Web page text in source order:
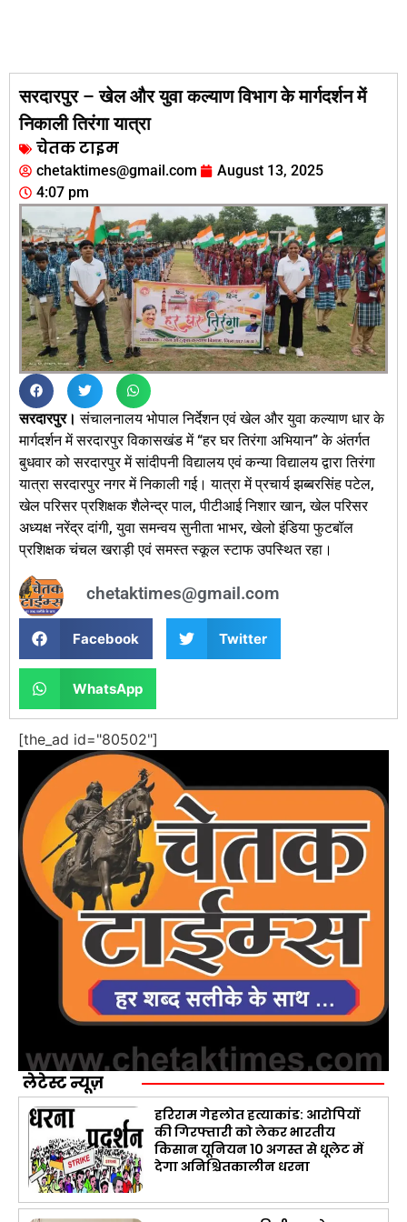
सरदारपुर – खेल और युवा कल्याण विभाग के मार्गदर्शन में
निकाली तिरंगा यात्रा
चेतक टाइम
chetaktimes@gmail.com
August 13, 2025
4:07 pm
सरदारपुर।संचालनालय भोपाल निर्देशन एवं खेल और युवा कल्याण धार के
मार्गदर्शन में सरदारपुर विकासखंड में “हर घर तिरंगा अभियान” के अंतर्गत
बुधवार को सरदारपुर में सांदीपनी विद्यालय एवं कन्या विद्यालय द्वारा तिरंगा
यात्रा सरदारपुर नगर में निकाली गई। यात्रा में प्रचार्य झब्बरसिंह पटेल,
खेल परिसर प्रशिक्षक शैलेन्द्र पाल, पीटीआई निशार खान, खेल परिसर
अध्यक्ष नरेंद्र दांगी, युवा समन्वय सुनीता भाभर, खेलो इंडिया फुटबॉल
प्रशिक्षक चंचल खराड़ी एवं समस्त स्कूल स्टाफ उपस्थित रहा।
chetaktimes@gmail.com
Facebook Twitter
WhatsApp
[the_ad id="80502"]
लेटेस्ट न्यूज़
हरिराम गेहलोत हत्याकांड: आरोपियों
की गिरफ्तारी को लेकर भारतीय
किसान यूनियन 10 अगस्त से धूलेट में
देगा अनिश्चितकालीन धरना